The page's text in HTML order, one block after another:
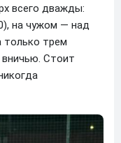
всего дважды:
на чужом — над
только трем
вничью. Стоит